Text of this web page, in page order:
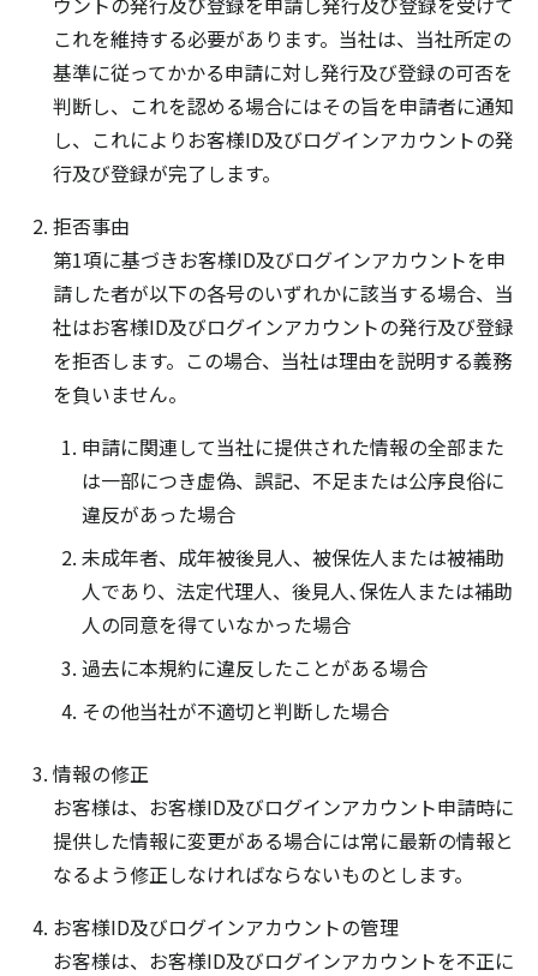
これを維持する必要があります。当社は、当社所定の
基準に従ってかかる申請に対し発行及び登録の可否を
判断し、これを認める場合にはその旨を申請者に通知
し、これによりお客様ID及びログインアカウントの発
行及び登録が完了します。
拒否事由
第1項に基づきお客様ID及びログインアカウントを申
請した者が以下の各号のいずれかに該当する場合、当
社はお客様ID及びログインアカウントの発行及び登録
を拒否します。この場合、当社は理由を説明する義務
を負いません。
申請に関連して当社に提供された情報の全部また
は一部につき虚偽、誤記、不足または公序良俗に
違反があった場合
未成年者、成年被後見人、被保佐人または被補助
人であり、法定代理人、後見人､保佐人または補助
人の同意を得ていなかった場合
過去に本規約に違反したことがある場合
その他当社が不適切と判断した場合
情報の修正
お客様は、お客様ID及びログインアカウント申請時に
提供した情報に変更がある場合には常に最新の情報と
なるよう修正しなければならないものとします。
お客様ID及びログインアカウントの管理
お客様は、お客様ID及びログインアカウントを不正に